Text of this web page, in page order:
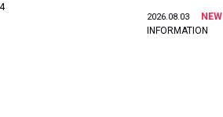
2026.08.03
NEW
INFORMATION